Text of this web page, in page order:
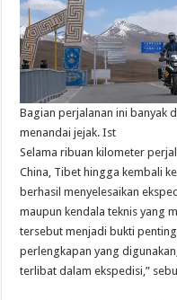
Bagian perjalanan ini banyak
menandai jejak. Ist
Selama ribuan kilometer
China, Tibet hingga kembali
berhasil menyelesaikan
maupun kendala teknis yang
tersebut menjadi bukti
perlengkapan yang
terlibat dalam ekspedisi,”